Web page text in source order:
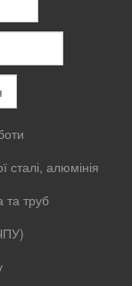
сталі, алюмінія
та труб